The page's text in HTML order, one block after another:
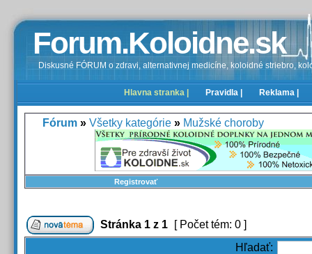
Forum.Koloidne.sk
Diskusné FÓRUM o zdravi, alternativnej medicíne, koloidné striebro,
Hlavna stranka | Pravidla | Reklama |
Fórum » Všetky kategórie » Mužské choroby
Registrovať
Stránka 1 z 1
[ Počet tém: 0 ]
Hľadať: